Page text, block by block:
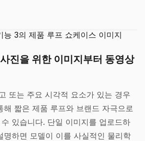
진을 위한 이미지부터 동영상
또는 주요 시각적 요소가 있는 경우
짧은 제품 루프와 브랜드 자극으로
있습니다. 단일 이미지를 업로드하
명하면 모델이 이를 사실적인 물리학